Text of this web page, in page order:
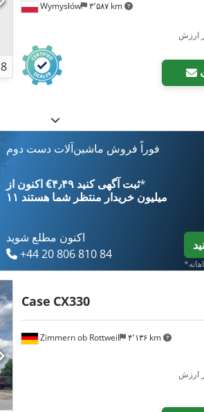
8
Wymysłów ۳٬۵۸۷ km
ارزش
فوراً فروش ماشین‌آلات دست دوم
اکنون از ‎€۴٫۴۹ ثبت آگهی کنید*
۱۱ میلیون خریدار منتظر شما هستند
اکنون مطلع شوید
+44 20 806 810 84
Zimmern ob Rottweil ۴٬۱۳۶ km
Case CX330
ارزش